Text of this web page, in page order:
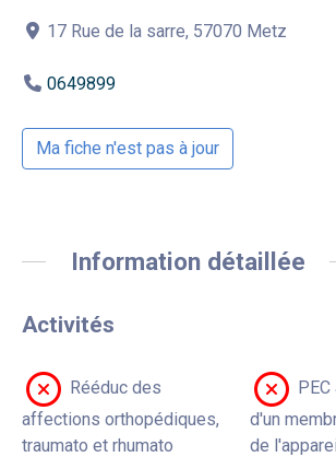
17 Rue de la sarre, 57070 Metz
0649899
Ma fiche n'est pas à jour
Information détaillée
Activités
Rééduc des
affections orthopédiques,
traumato et rhumato
d'un
de